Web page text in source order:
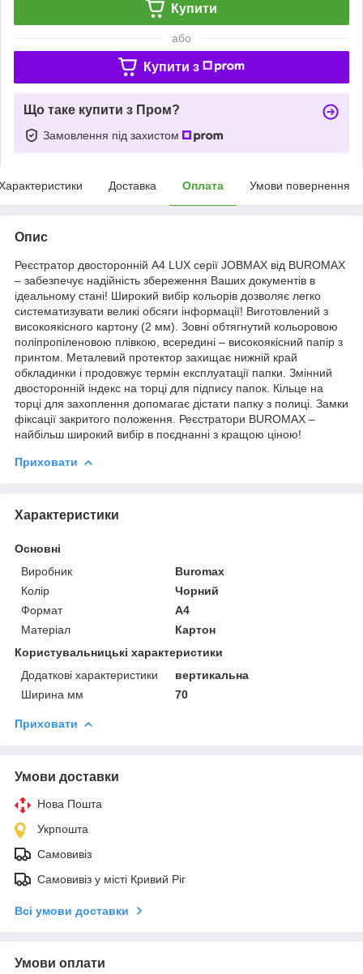
Купити
або
Купити з
Що таке купити з Пром?
Замовлення під захистом
Доставка Оплата Умови повернення
Опис
Реєстратор двосторонній А4 LUX серії JOBMAX від BUROMAX
– забезпечує надійність збереження Ваших документів в
ідеальному стані! Широкий вибір кольорів дозволяє легко
систематизувати великі обсяги інформації! Виготовлений з
високоякісного картону (2 мм). Зовні обтягнутий кольоровою
поліпропіленовою плівкою, всередині – високоякісний папір з
принтом. Металевий протектор захищає нижній край
обкладинки і продовжує термін експлуатації папки. Змінний
двосторонній індекс на торці для підпису папок. Кільце на
торці для захоплення допомагає дістати папку з полиці. Замки
фіксації закритого положення. Реєстратори BUROMAX –
найбільш широкий вибір в поєднанні з кращою ціною!
Приховати
Характеристики
Основні
Виробник
Buromax
Колір
Чорний
Формат
A4
Матеріал
Картон
Користувальницькі характеристики
Додаткові характеристики
вертикальна
Ширина мм
70
Приховати
Умови доставки
Нова Пошта
Укрпошта
Самовивіз
Самовивіз у місті Кривий Ріг
Всі умови доставки
Умови оплати